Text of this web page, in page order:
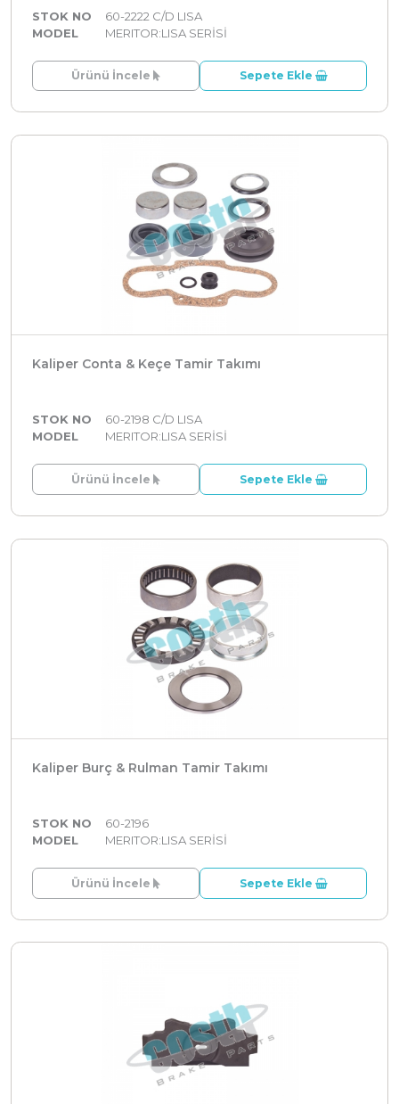
STOK NO
60-2222 C/D LISA
MODEL
MERITOR:LISA SERİSİ
Ürünü İncele Sepete Ekle
Kaliper Conta & Keçe Tamir Takımı
STOK NO
60-2198 C/D LISA
MODEL
MERITOR:LISA SERİSİ
Ürünü İncele Sepete Ekle
Kaliper Burç & Rulman Tamir Takımı
STOK NO
60-2196
MODEL
MERITOR:LISA SERİSİ
Ürünü İncele Sepete Ekle